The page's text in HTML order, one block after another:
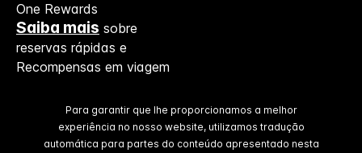
One Rewards
Saiba mais sobre
reservas rápidas e
Recompensas em viagem
Para garantir que lhe proporcionamos a melhor
experiência no nosso website, utilizamos tradução
automática para partes do conteúdo apresentado nesta